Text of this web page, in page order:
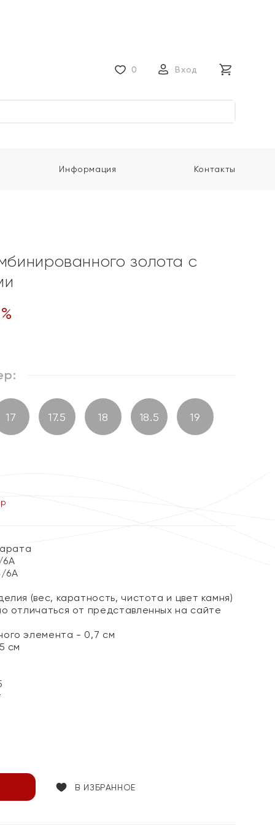
0 Вход
Информация Контакты
золота с
%
17 17.5 18 18.5 19
6А
6А
(вес, каратность, чистота и цвет камня)
отличаться от представленных на сайте
элемента - 0,7 см
см
В ИЗБРАННОЕ